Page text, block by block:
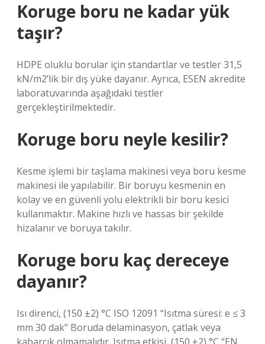
Koruge boru ne kadar yük
taşır?
HDPE oluklu borular için standartlar ve testler 31,5
kN/m2’lik bir dış yüke dayanır. Ayrıca, ESEN akredite
laboratuvarında aşağıdaki testler
gerçekleştirilmektedir.
Koruge boru neyle kesilir?
Kesme işlemi bir taşlama makinesi veya boru kesme
makinesi ile yapılabilir. Bir boruyu kesmenin en
kolay ve en güvenli yolu elektrikli bir boru kesici
kullanmaktır. Makine hızlı ve hassas bir şekilde
hizalanır ve boruya takılır.
Koruge boru kaç dereceye
dayanır?
Isı direnci, (150 ±2) °C ISO 12091 “Isıtma süresi: e ≤ 3
mm 30 dak” Boruda delaminasyon, çatlak veya